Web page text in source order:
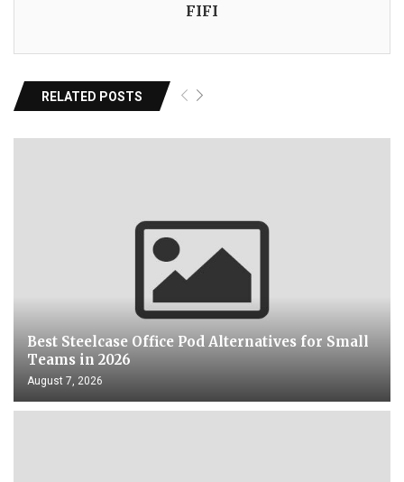
FIFI
RELATED POSTS
Best Steelcase Office Pod Alternatives for Small
Teams in 2026
August 7, 2026